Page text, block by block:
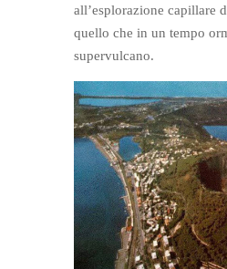
all’esplorazione capillare
quello che in un tempo
supervulcano.